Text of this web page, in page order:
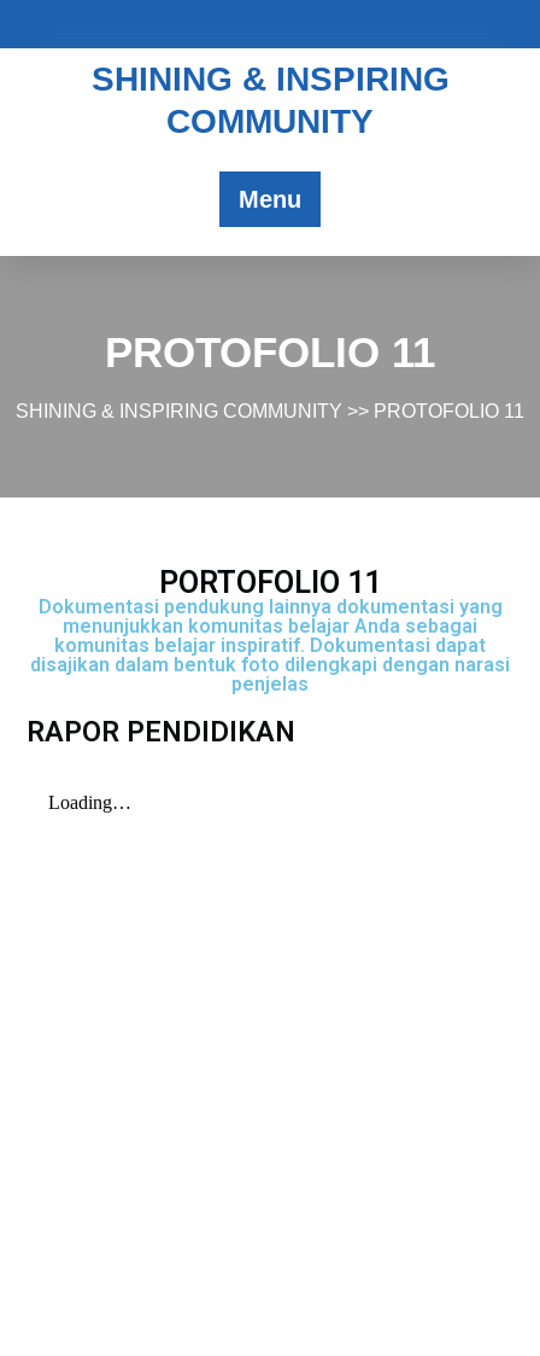
SHINING & INSPIRING
COMMUNITY
Menu
PROTOFOLIO 11
SHINING & INSPIRING COMMUNITY >> PROTOFOLIO 11
PORTOFOLIO 11
Dokumentasi pendukung lainnya dokumentasi yang
menunjukkan komunitas belajar Anda sebagai
komunitas belajar inspiratif. Dokumentasi dapat
disajikan dalam bentuk foto dilengkapi dengan narasi
penjelas
RAPOR PENDIDIKAN